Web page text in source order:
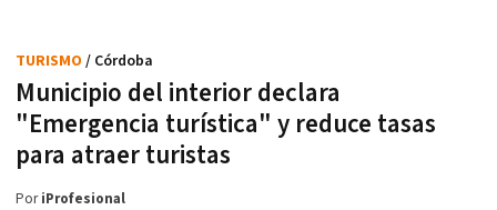
Municipio del interior declara
"Emergencia turística" y reduce tasas
para atraer turistas
TURISMO / Córdoba
PoriProfesional